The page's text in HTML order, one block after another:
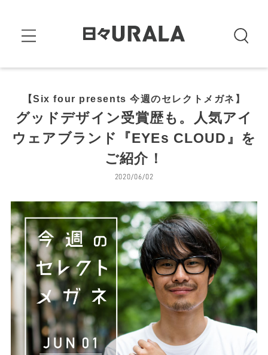
【Six four presents 今週のセレクトメガネ】
グッドデザイン受賞歴も。人気アイ
ウェアブランド『EYEs CLOUD』を
ご紹介！
2020/06/02